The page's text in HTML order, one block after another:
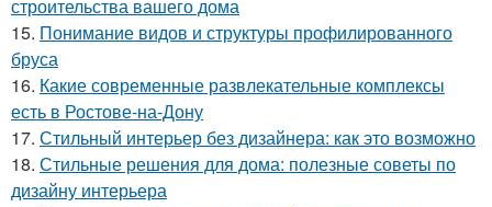
строительства вашего дома
15. Понимание видов и структуры профилированного
бруса
16. Какие современные развлекательные комплексы
есть в Ростове-на-Дону
17. Стильный интерьер без дизайнера: как это возможно
18. Стильные решения для дома: полезные советы по
дизайну интерьера